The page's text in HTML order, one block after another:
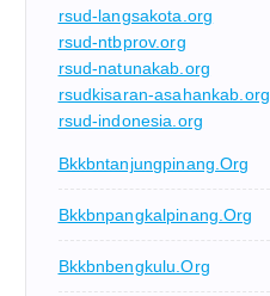
rsud-langsakota.org
rsud-ntbprov.org
rsud-natunakab.org
rsudkisaran-asahankab.org
rsud-indonesia.org
Bkkbntanjungpinang.org
Bkkbnpangkalpinang.org
Bkkbnbengkulu.org